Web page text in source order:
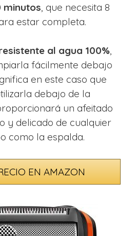
minutos , que necesita 8
estar completa.
al agua 100%,
fácilmente debajo
en este caso que
debajo de la
un afeitado
y delicado de cualquier
como la espalda.
EN AMAZON